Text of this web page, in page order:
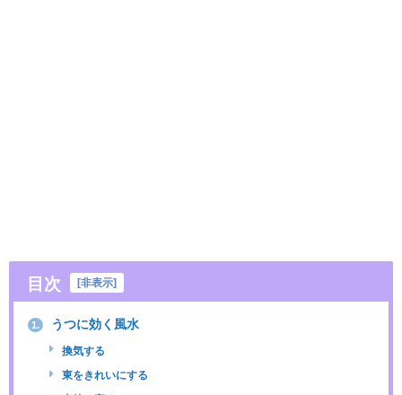
目次 [非表示]
1. うつに効く風水
換気する
東をきれいにする